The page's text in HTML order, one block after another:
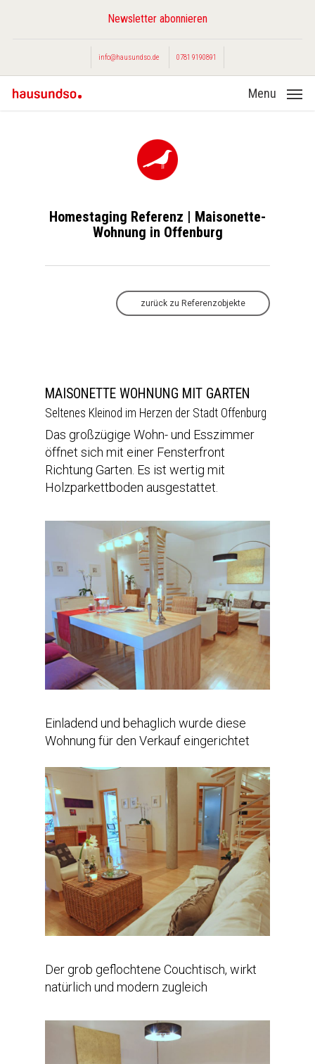
Newsletter abonnieren
info@hausundso.de 0781 9190891
Menu
Homestaging Referenz | Maisonette-
Wohnung in Offenburg
zurück zu Referenzobjekte
MAISONETTE WOHNUNG MIT GARTEN
Seltenes Kleinod im Herzen der Stadt Offenburg
Das großzügige Wohn- und Esszimmer
öffnet sich mit einer Fensterfront
Richtung Garten. Es ist wertig mit
Holzparkettboden ausgestattet.
Einladend und behaglich wurde diese
Wohnung für den Verkauf eingerichtet
Der grob geflochtene Couchtisch, wirkt
natürlich und modern zugleich